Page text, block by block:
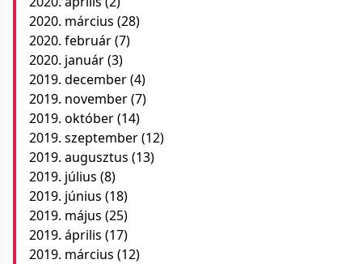
2020. március (28)
2020. február(7)
2020. január(3)
2019. december(4)
2019. november(7)
2019. október(14)
2019. szeptember(12)
2019. augusztus (13)
2019. július (8)
2019. június (18)
2019. május (25)
2019. április (17)
2019. március (12)